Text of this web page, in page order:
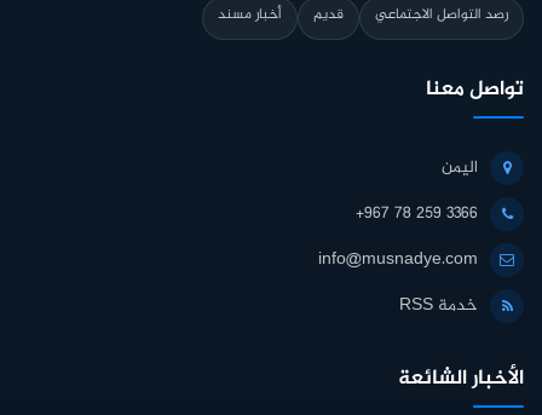
رصد التواصل الاجتماعي
قديم أخبار مسند
تواصل معنا
اليمن
+967 78 259 3366
info@musnadye.com
خدمة RSS
الأخبار الشائعة